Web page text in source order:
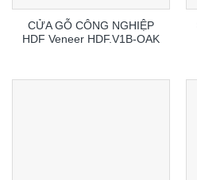
CỬA GỖ CÔNG NGHIỆP
HDF Veneer HDF.V1B-OAK